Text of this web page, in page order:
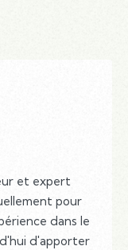
et expert
pour
dans le
d'apporter